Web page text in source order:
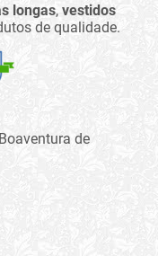
longas, vestidos
de qualidade.
de